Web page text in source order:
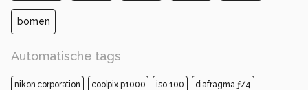
bomen
Automatische tags
nikon corporation coolpix p1000 iso 100 diafragma ƒ/4